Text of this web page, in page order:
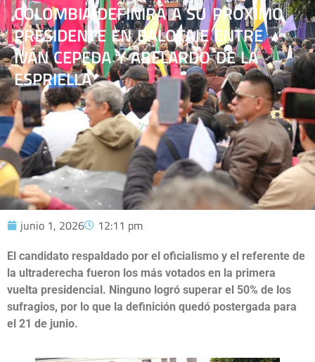
COLOMBIA DEFINIRÁ A SU PRÓXIMO
PRESIDENTE EN BALOTAJE ENTRE
IVÁN CEPEDA Y ABELARDO DE LA
ESPRIELLA
junio 1, 2026 12:11 pm
El candidato respaldado por el oficialismo y el referente de
la ultraderecha fueron los más votados en la primera
vuelta presidencial. Ninguno logró superar el 50% de los
sufragios, por lo que la definición quedó postergada para
el 21 de junio.